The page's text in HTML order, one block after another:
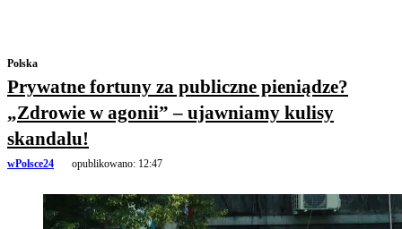
Polska
Prywatne fortuny za publiczne pieniądze?
„Zdrowie w agonii” – ujawniamy kulisy
skandalu!
wPolsce24 opublikowano: 12:47